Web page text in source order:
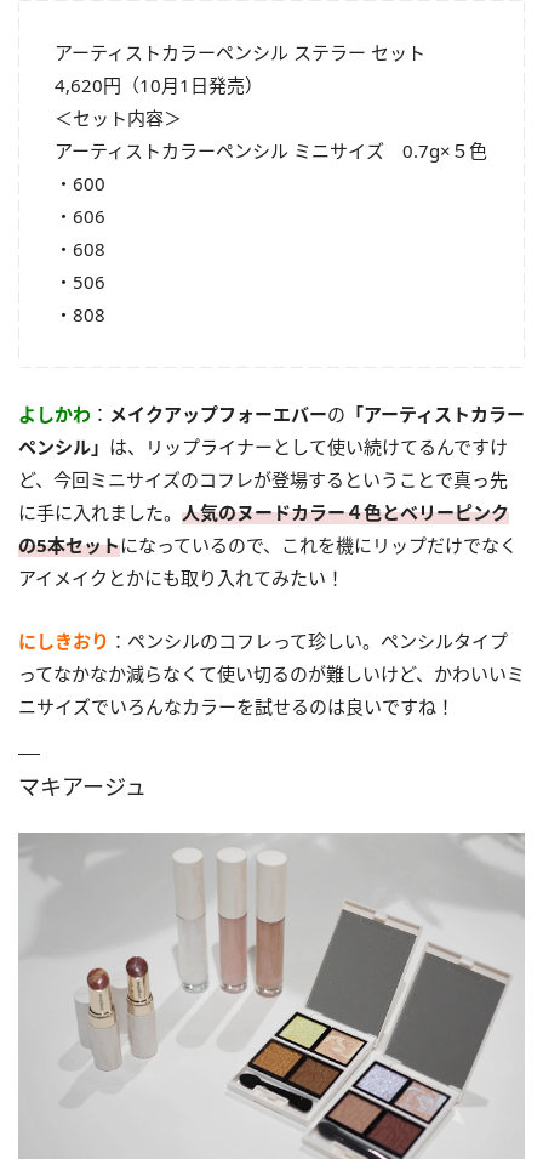
アーティストカラーペンシル ステラー セット
4,620円（10月1日発売）
＜セット内容＞
アーティストカラーペンシル ミニサイズ 0.7g×５色
・600
・606
・608
・506
・808
よしかわ ： メイクアップフォーエバーの 「アーティストカラー
ペンシル」 は、リップライナーとして使い続けてるんですけ
ど、今回ミニサイズのコフレが登場するということで真っ先
に手に入れました。 人気のヌードカラー４色とベリーピンク
の5本セットになっているので、これを機にリップだけでなく
アイメイクとかにも取り入れてみたい！
にしきおり ：ペンシルのコフレって珍しい。ペンシルタイプ
ってなかなか減らなくて使い切るのが難しいけど、かわいいミ
ニサイズでいろんなカラーを試せるのは良いですね！
マキアージュ